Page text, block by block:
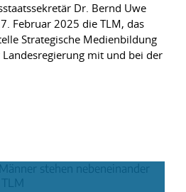
Dr. Bernd Uwe
Februar 2025 die TLM, das
Strategische Medienbildung
mit und bei der